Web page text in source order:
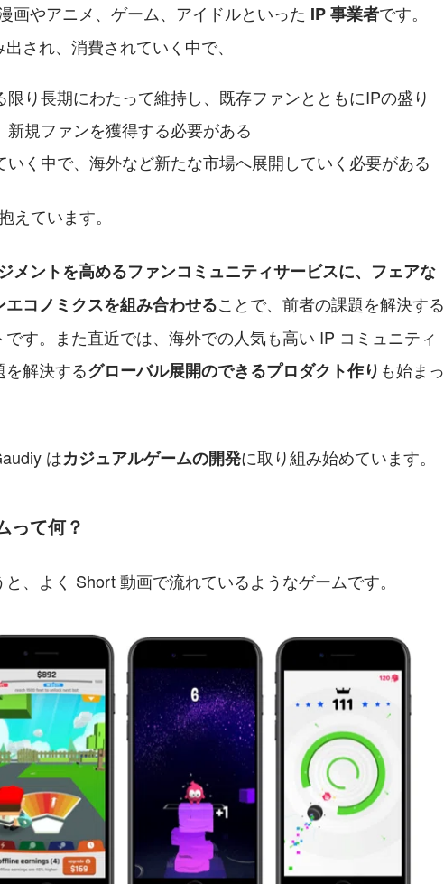
画やアニメ、ゲーム、アイドルといった IP 事業者です。
され、消費されていく中で、
り長期にわたって維持し、既存ファンとともにIPの盛り
新規ファンを獲得する必要がある
く中で、海外など新たな市場へ展開していく必要がある
えています。
メントを高めるファンコミュニティサービスに、フェアな
コノミクスを組み合わせることで、前者の課題を解決する
す。また直近では、海外での人気も高い IP コミュニティ
解決するグローバル展開のできるプロダクト作り も始まっ
はカジュアルゲームの開発に取り組み始めています。
って何？
、よく Short 動画で流れているようなゲームです。